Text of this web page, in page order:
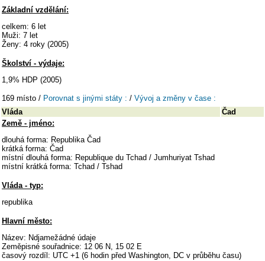
Základní vzdělání:
celkem: 6 let
Muži: 7 let
Ženy: 4 roky (2005)
Školství - výdaje:
1,9% HDP (2005)
169 místo / Porovnat s jinými státy : / Vývoj a změny v čase :
Vláda
Čad
Země - jméno:
dlouhá forma: Republika Čad
krátká forma: Čad
místní dlouhá forma: Republique du Tchad / Jumhuriyat Tshad
místní krátká forma: Tchad / Tshad
Vláda - typ:
republika
Hlavní město:
Název: Ndjamežádné údaje
Zeměpisné souřadnice: 12 06 N, 15 02 E
časový rozdíl: UTC +1 (6 hodin před Washington, DC v průběhu času)